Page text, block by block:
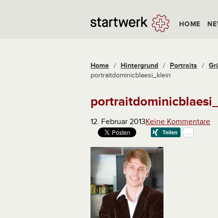
HOME
Home / Hintergrund / Portraits /
portraitdominicblaesi_klein
12. Februar 2013Keine Kommentare